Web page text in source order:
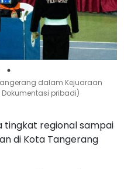
dalam Kejuaraan
Dokumentasi pribadi)
tingkat regional sampai
di Kota Tangerang